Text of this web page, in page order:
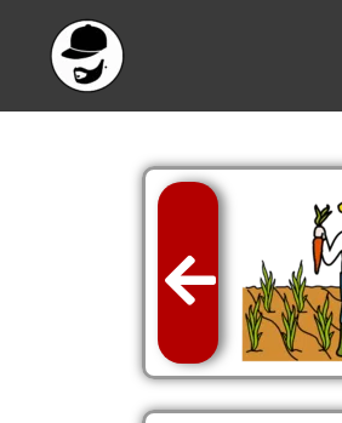
contenu